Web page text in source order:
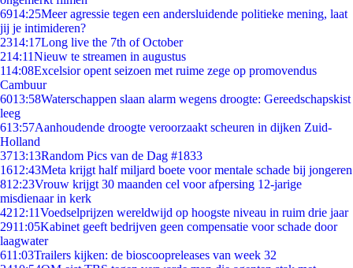
6914:25Meer agressie tegen een andersluidende politieke mening, laat
jij je intimideren?
2314:17Long live the 7th of October
214:11Nieuw te streamen in augustus
114:08Excelsior opent seizoen met ruime zege op promovendus
Cambuur
6013:58Waterschappen slaan alarm wegens droogte: Gereedschapskist
leeg
613:57Aanhoudende droogte veroorzaakt scheuren in dijken Zuid-
Holland
3713:13Random Pics van de Dag #1833
1612:43Meta krijgt half miljard boete voor mentale schade bij jongeren
812:23Vrouw krijgt 30 maanden cel voor afpersing 12-jarige
misdienaar in kerk
4212:11Voedselprijzen wereldwijd op hoogste niveau in ruim drie jaar
2911:05Kabinet geeft bedrijven geen compensatie voor schade door
laagwater
611:03Trailers kijken: de bioscoopreleases van week 32